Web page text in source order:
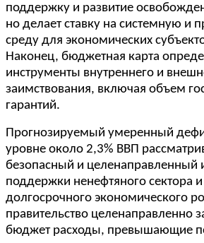
поддержку и развитие
но делает ставку на системную и
среду для экономических
Наконец, бюджетная карта
инструменты внутреннего и
заимствования, включая объем
гарантий.
Прогнозируемый умеренный
уровне около 2,3% ВВП
безопасный и целенаправленный
поддержки ненефтяного сектора
долгосрочного экономического
правительство целенаправленно
бюджет расходы, превышающие